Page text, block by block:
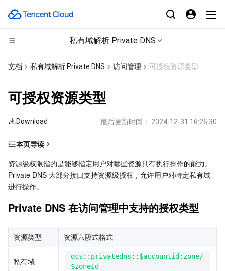
私有域解析 Private DNS
计算
轻量应用服务器
GPU 云服务器
专用宿主机
弹性伸缩
自动化助手
边缘安全加速平台 EO
全站加速网络
DDoS 防护
安全加速 SCDN
多网聚合加速（腾讯云聚通）
边缘计算
批量计算
高性能计算集群
容器服务
服务网格
容器镜像服务
云原生分布式云中心
分布式云
本地专用集群
边缘可用区
专属可用区
微服务
弹性微服务
注册配置治理
Serverless
云函数
基础存储服务
文档 私有域解析 Private DNS 访问管理 可授权资源类型
可授权资源类型
Download 最后更新时间： 2024-12-31 16:26:30
本页导读
Private DNS 在访问管理支持授权的操作
资源级权限指的是能够指定用户对哪些资源具有执行操作的能力。
Private DNS 大部分接口支持资源级授权，允许用户对特定私有域
进行操作。
Private DNS 在访问管理中支持的授权类型
资源类型 资源六段式格式
私有域
qcs::privatedns::$accountid:zone/
$zoneId